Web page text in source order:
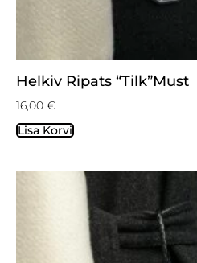
Helkiv Ripats “Tilk”must
16,00 €
Lisa Korvi